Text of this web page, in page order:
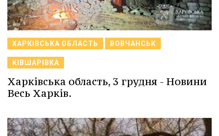
ХАРКІВСЬКА ОБЛАСТЬ ВОВЧАНСЬК
КІВШАРІВКА
Харківська область, 3 грудня - Новини
Весь Харків.